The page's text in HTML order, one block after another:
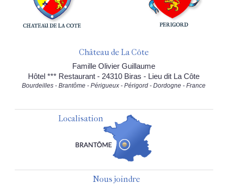
Château de La Côte
Famille Olivier Guillaume
Hôtel *** Restaurant - 24310 Biras - Lieu dit La Côte
Bourdeilles - Brantôme - Périgueux - Périgord - Dordogne - France
Localisation
Nous joindre